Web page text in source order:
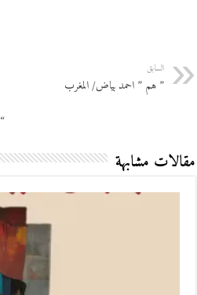
السابق
” هم ” احمد بياض/ المغرب
مقالات مشابهة